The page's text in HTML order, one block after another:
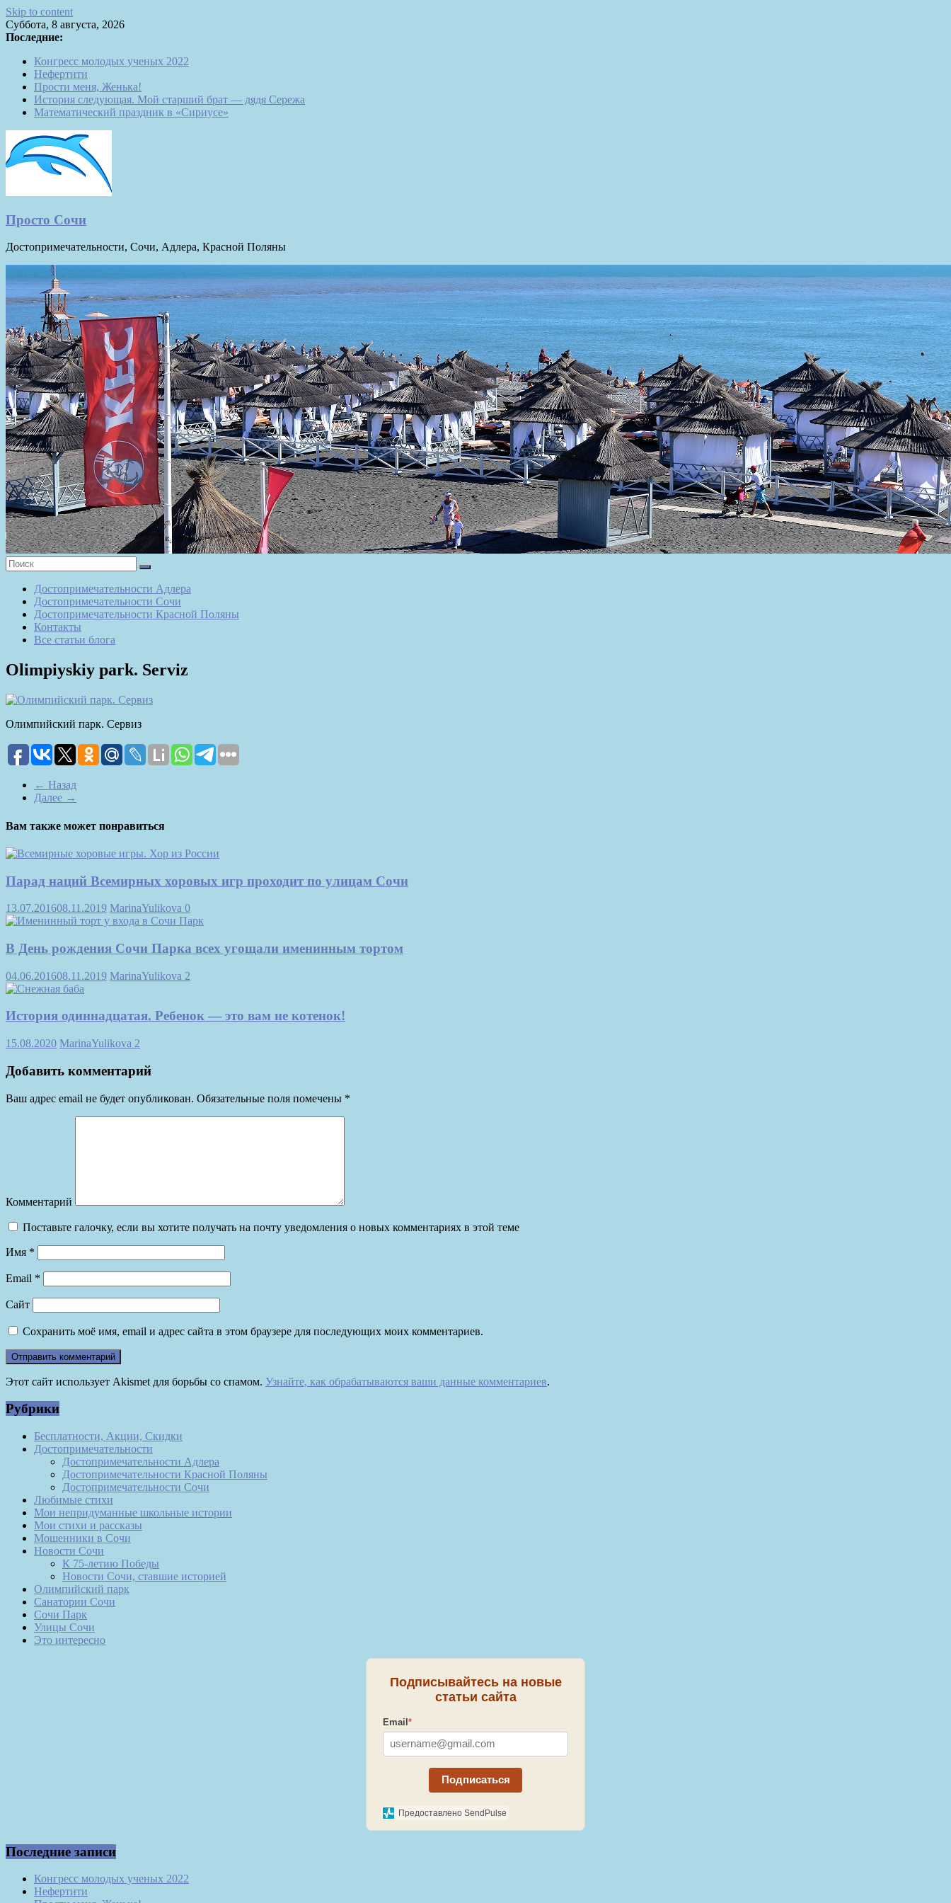
Skip to content
Суббота, 8 августа, 2026
Последние:
Конгресс молодых ученых 2022
Нефертити
Прости меня, Женька!
История следующая. Мой старший брат — дядя Сережа
Математический праздник в «Сириусе»
Просто Сочи
Достопримечательности, Сочи, Адлера, Красной Поляны
Достопримечательности Адлера
Достопримечательности Сочи
Достопримечательности Красной Поляны
Контакты
Все статьи блога
Olimpiyskiy park. Serviz
Олимпийский парк. Сервиз
← Назад
Далее →
Вам также может понравиться
Парад наций Всемирных хоровых игр проходит по улицам Сочи
13.07.201608.11.2019 MarinaYulikova 0
В День рождения Сочи Парка всех угощали именинным тортом
04.06.201608.11.2019 MarinaYulikova 2
История одиннадцатая. Ребенок — это вам не котенок!
15.08.2020 MarinaYulikova 2
Добавить комментарий
Ваш адрес email не будет опубликован. Обязательные поля помечены *
Комментарий
Поставьте галочку, если вы хотите получать на почту уведомления о новых комментариях в этой теме
Имя *
Email *
Сайт
Сохранить моё имя, email и адрес сайта в этом браузере для последующих моих комментариев.
Этот сайт использует Akismet для борьбы со спамом. Узнайте, как обрабатываются ваши данные комментариев.
Рубрики
Бесплатности, Акции, Скидки
Достопримечательности
Достопримечательности Адлера
Достопримечательности Красной Поляны
Достопримечательности Сочи
Любимые стихи
Мои непридуманные школьные истории
Мои стихи и рассказы
Мошенники в Сочи
Новости Сочи
К 75-летию Победы
Новости Сочи, ставшие историей
Олимпийский парк
Санатории Сочи
Сочи Парк
Улицы Сочи
Это интересно
Подписывайтесь на новые
статьи сайта
Email *
Подписаться
Предоставлено SendPulse
Последние записи
Конгресс молодых ученых 2022
Нефертити